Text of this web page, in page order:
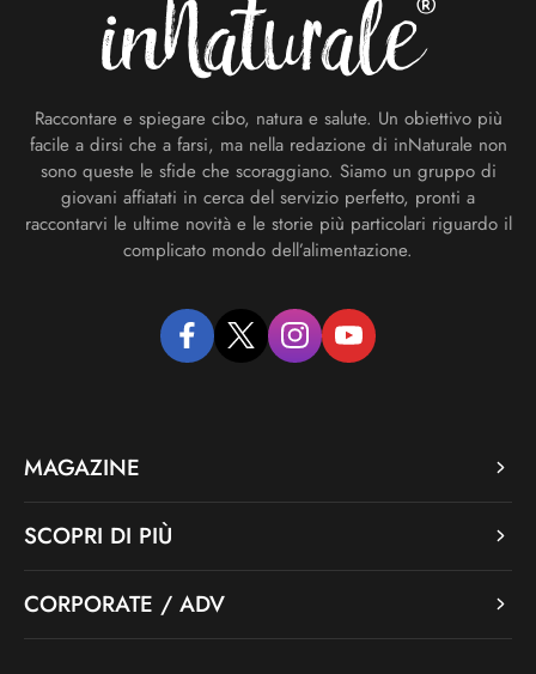
Raccontare e spiegare cibo, natura e salute. Un obiettivo più
facile a dirsi che a farsi, ma nella redazione di inNaturale non
sono queste le sfide che scoraggiano. Siamo un gruppo di
giovani affiatati in cerca del servizio perfetto, pronti a
raccontarvi le ultime novità e le storie più particolari riguardo il
complicato mondo dell’alimentazione.
facebooktwitter instagramyoutube
MAGAZINE
SCOPRI DI PIÙ
CORPORATE / ADV